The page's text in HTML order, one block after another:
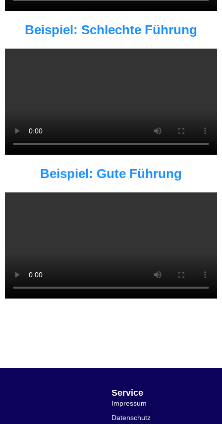
Beispiel: Schlechte Führung
Beispiel: Gute Führung
Service
Impressum
Datenschutz